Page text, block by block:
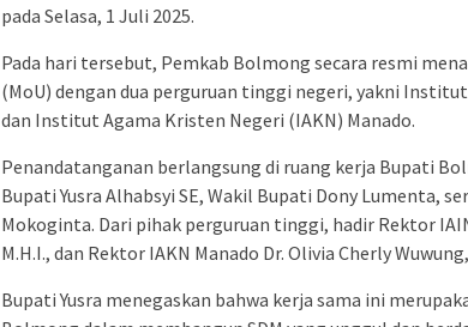
pada Selasa, 1 Juli 2025.
Pada hari tersebut, Pemkab Bolmong secara resmi
(MoU) dengan dua perguruan tinggi negeri, yakni
dan Institut Agama Kristen Negeri (IAKN) Manado.
Penandatanganan berlangsung di ruang kerja Bupati
Bupati Yusra Alhabsyi SE, Wakil Bupati Dony Lumenta,
Mokoginta. Dari pihak perguruan tinggi, hadir Rektor
M.H.I., dan Rektor IAKN Manado Dr. Olivia Cherly Wuwung,
Bupati Yusra menegaskan bahwa kerja sama ini